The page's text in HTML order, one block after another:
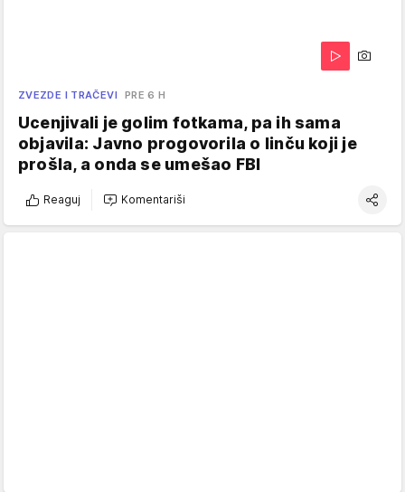
ZVEZDE I TRAČEVI PRE 6 H
Ucenjivali je golim fotkama, pa ih sama
objavila: Javno progovorila o linču koji je
prošla, a onda se umešao FBI
Reaguj Komentariši